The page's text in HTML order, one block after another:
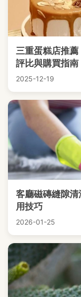
三重蛋糕店推
評比與購買指南
2025-12-19
客廳磁磚縫隙
用技巧
2026-01-25